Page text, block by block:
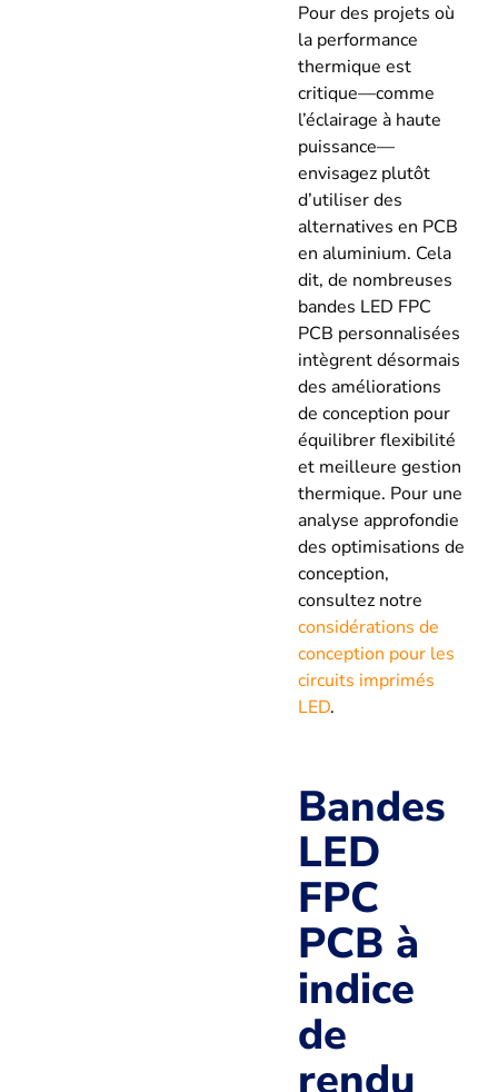
Pour des projets où
la performance
thermique est
critique—comme
l’éclairage à haute
puissance—
envisagez plutôt
d’utiliser des
alternatives en PCB
en aluminium. Cela
dit, de nombreuses
bandes LED FPC
PCB personnalisées
intègrent désormais
des améliorations
de conception pour
équilibrer flexibilité
et meilleure gestion
thermique. Pour une
analyse approfondie
des optimisations de
conception,
consultez notre
considérations de
conception pour les
circuits imprimés
LED.
Bandes
LED
FPC
PCB à
indice
de